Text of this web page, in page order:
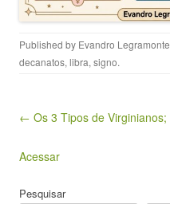
Published by Evandro Legramonte
decanatos, libra, signo.
Post navigation
← Os 3 Tipos de Virginianos;
Acessar
Pesquisar